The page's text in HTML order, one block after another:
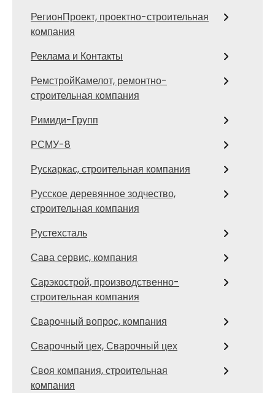
РегионПроект, проектно-строительная
компания
Реклама и Контакты
РемстройКамелот, ремонтно-
строительная компания
Римиди-Групп
РСМУ-8
Рускаркас, строительная компания
Русское деревянное зодчество,
строительная компания
Рустехсталь
Сава сервис, компания
Сарэкострой, производственно-
строительная компания
Сварочный вопрос, компания
Сварочный цех, Сварочный цех
Своя компания, строительная
компания